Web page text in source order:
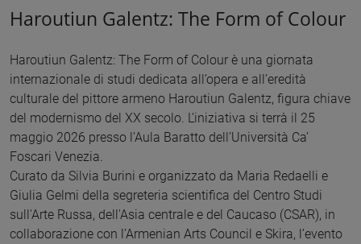
Haroutiun Galentz: The Form of Colour
Haroutiun Galentz: The Form of Colour è una giornata
internazionale di studi dedicata all’opera e all’eredità
culturale del pittore armeno Haroutiun Galentz, figura chiave
del modernismo del XX secolo. L’iniziativa si terrà il 25
maggio 2026 presso l’Aula Baratto dell’Università Ca’
Foscari Venezia.
Curato da Silvia Burini e organizzato da Maria Redaelli e
Giulia Gelmi della segreteria scientifica del Centro Studi
sull'Arte Russa, dell'Asia centrale e del Caucaso (CSAR), in
collaborazione con l’Armenian Arts Council e Skira, l’evento